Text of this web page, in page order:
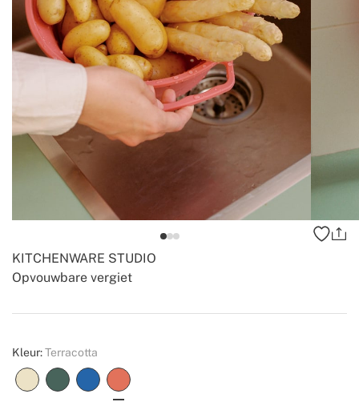
Opvouwbare vergiet
KITCHENWARE STUDIO
Create
Kleur:Terracotta